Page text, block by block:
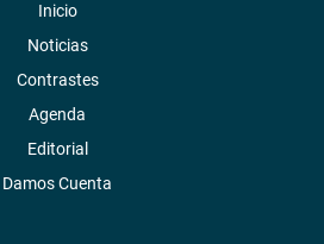
Inicio
Noticias
Contrastes
Agenda
Editorial
Damos Cuenta